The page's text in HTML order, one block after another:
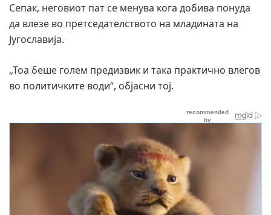
Сепак, неговиот пат се менува кога добива понуда
да влезе во претседателството на младината на
Југославија.
„Тоа беше голем предизвик и така практично влегов
во политичките води“, објасни тој.